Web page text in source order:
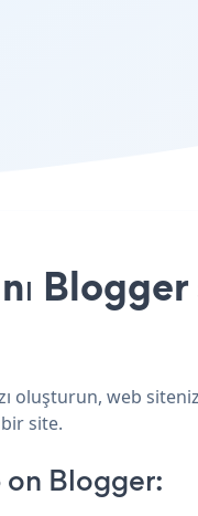
oluşturun, web
site.
on Blogger: